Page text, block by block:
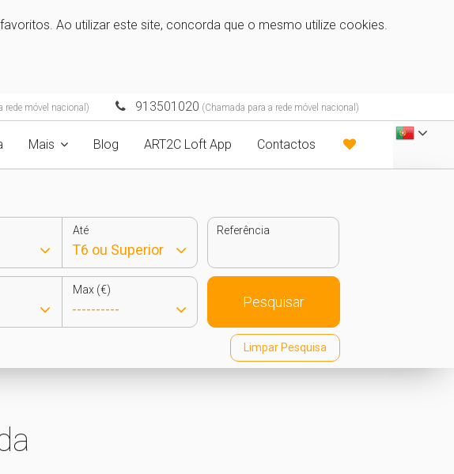
Ao utilizar este site, concorda que o mesmo utilize cookies.
rede móvel nacional) 913501020 (Chamada para a rede móvel nacional)
Mais Blog ART2C Loft App Contactos
Até Referência
Max (€)
Pesquisar
Limpar Pesquisa